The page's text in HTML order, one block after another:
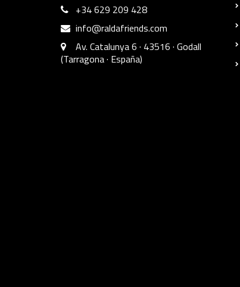
+34 629 209 428
info@raldafriends.com
Av. Catalunya 6 · 43516 · Godall
(Tarragona · España)